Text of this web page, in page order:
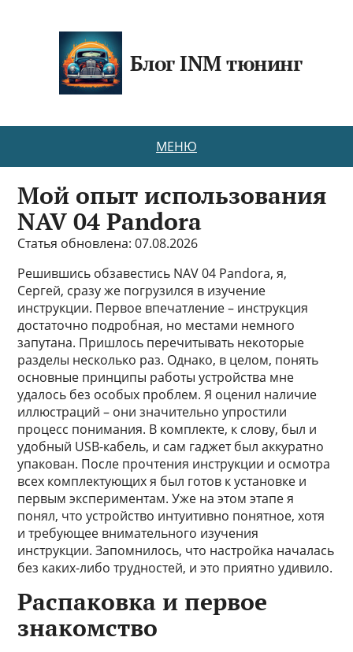
Блог INM тюнинг
МЕНЮ
Мой опыт использования
NAV 04 Pandora
Статья обновлена: 07.08.2026
Решившись обзавестись NAV 04 Pandora, я,
Сергей, сразу же погрузился в изучение
инструкции. Первое впечатление – инструкция
достаточно подробная, но местами немного
запутана. Пришлось перечитывать некоторые
разделы несколько раз. Однако, в целом, понять
основные принципы работы устройства мне
удалось без особых проблем. Я оценил наличие
иллюстраций – они значительно упростили
процесс понимания. В комплекте, к слову, был и
удобный USB-кабель, и сам гаджет был аккуратно
упакован. После прочтения инструкции и осмотра
всех комплектующих я был готов к установке и
первым экспериментам. Уже на этом этапе я
понял, что устройство интуитивно понятное, хотя
и требующее внимательного изучения
инструкции. Запомнилось, что настройка началась
без каких-либо трудностей, и это приятно удивило.
Распаковка и первое
знакомство